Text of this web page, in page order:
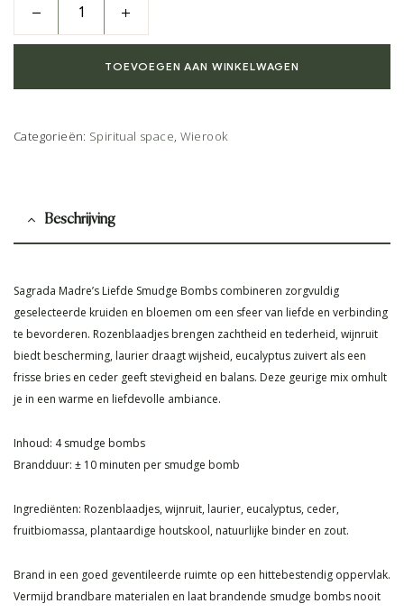
TOEVOEGEN AAN WINKELWAGEN
Categorieën: Spiritual space, Wierook
Beschrijving
Sagrada Madre’s Liefde Smudge Bombs combineren zorgvuldig
geselecteerde kruiden en bloemen om een sfeer van liefde en verbinding
te bevorderen. Rozenblaadjes brengen zachtheid en tederheid, wijnruit
biedt bescherming, laurier draagt wijsheid, eucalyptus zuivert als een
frisse bries en ceder geeft stevigheid en balans. Deze geurige mix omhult
je in een warme en liefdevolle ambiance.
Inhoud: 4 smudge bombs
Brandduur: ± 10 minuten per smudge bomb
Ingrediënten: Rozenblaadjes, wijnruit, laurier, eucalyptus, ceder,
fruitbiomassa, plantaardige houtskool, natuurlijke binder en zout.
Brand in een goed geventileerde ruimte op een hittebestendig oppervlak.
Vermijd brandbare materialen en laat brandende smudge bombs nooit